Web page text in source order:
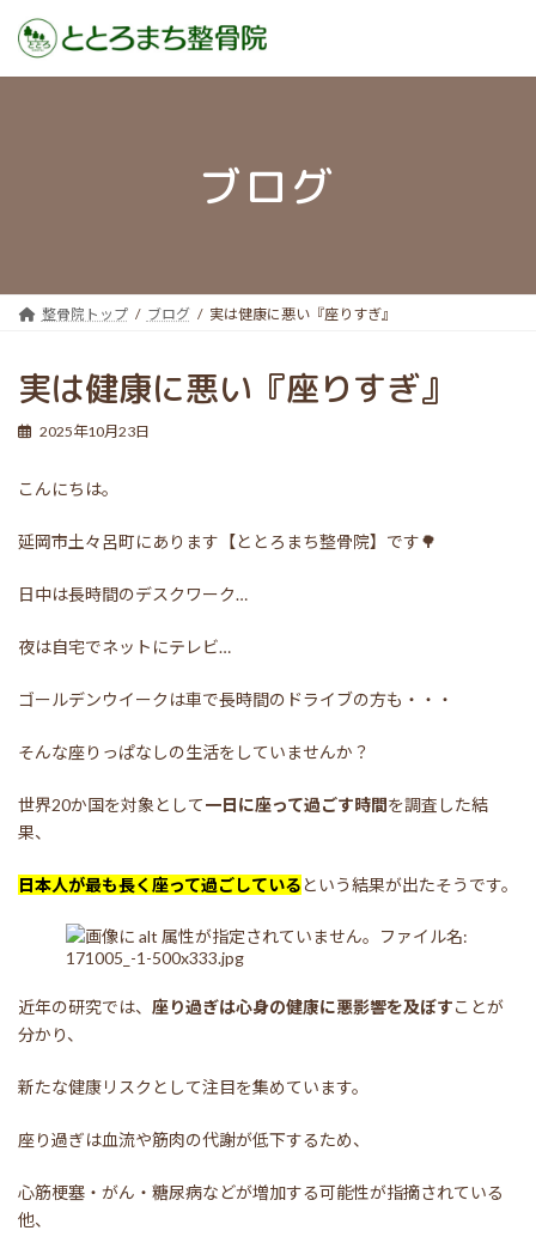
ブログ
整骨院トップ ブログ 実は健康に悪い『座りすぎ』
実は健康に悪い『座りすぎ』
2025年10月23日
こんにちは。
延岡市土々呂町にあります【ととろまち整骨院】です🌳
日中は長時間のデスクワーク…
夜は自宅でネットにテレビ…
ゴールデンウイークは車で長時間のドライブの方も・・・
そんな座りっぱなしの生活をしていませんか？
世界20か国を対象として一日に座って過ごす時間を調査した結
果、
日本人が最も長く座って過ごしているという結果が出たそうです。
近年の研究では、 座り過ぎは心身の健康に悪影響を及ぼすことが
分かり、
新たな健康リスクとして注目を集めています。
座り過ぎは血流や筋肉の代謝が低下するため、
心筋梗塞・がん・糖尿病などが増加する可能性が指摘されている
他、